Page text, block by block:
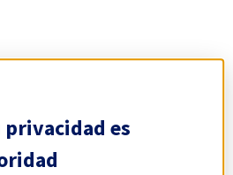
privacidad es